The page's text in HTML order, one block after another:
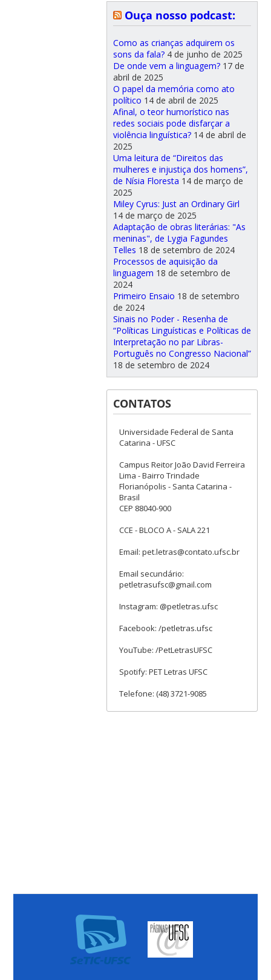
Ouça nosso podcast:
Como as crianças adquirem os
sons da fala? 4 de junho de 2025
De onde vem a linguagem? 17 de
abril de 2025
O papel da memória como ato
político 14 de abril de 2025
Afinal, o teor humorístico nas
redes sociais pode disfarçar a
violência linguística? 14 de abril de
2025
Uma leitura de “Direitos das
mulheres e injustiça dos homens”,
de Nísia Floresta 14 de março de
2025
Miley Cyrus: Just an Ordinary Girl
14 de março de 2025
Adaptação de obras literárias: "As
meninas", de Lygia Fagundes
Telles 18 de setembro de 2024
Processos de aquisição da
linguagem 18 de setembro de
2024
Primeiro Ensaio 18 de setembro
de 2024
Sinais no Poder - Resenha de
“Políticas Linguísticas e Políticas de
Interpretação no par Libras-
Português no Congresso Nacional”
18 de setembro de 2024
CONTATOS
Universidade Federal de Santa
Catarina - UFSC
Campus Reitor João David Ferreira
Lima - Bairro Trindade
Florianópolis - Santa Catarina -
Brasil
CEP 88040-900
CCE - BLOCO A - SALA 221
Email: pet.letras@contato.ufsc.br
Email secundário:
petletrasufsc@gmail.com
Instagram: @petletras.ufsc
Facebook: /petletras.ufsc
YouTube: /PetLetrasUFSC
Spotify: PET Letras UFSC
Telefone: (48) 3721-9085